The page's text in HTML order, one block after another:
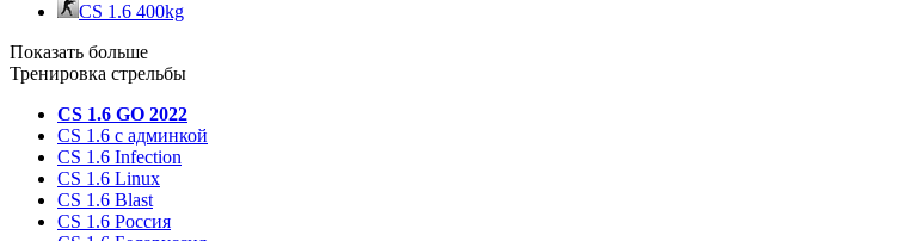
CS 1.6 400kg
Показать больше
Тренировка стрельбы
CS 1.6 GO 2022
CS 1.6 с админкой
CS 1.6 Infection
CS 1.6 Linux
CS 1.6 Blast
CS 1.6 Россия